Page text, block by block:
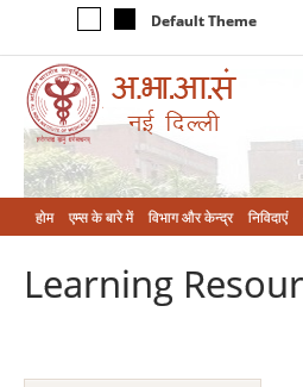
Default Theme
होम एम्‍स के बारे में विभाग और केन्‍द्र निविदाएं
Learning